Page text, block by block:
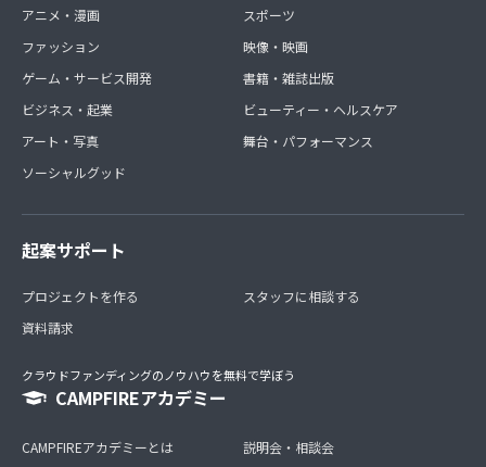
アニメ・漫画
ファッション
ゲーム・サービス開発
ビジネス・起業
アート・写真
ソーシャルグッド
スポーツ
映像・映画
書籍・雑誌出版
ビューティー・ヘルスケア
舞台・パフォーマンス
起案サポート
プロジェクトを作る
資料請求
スタッフに相談する
クラウドファンディングのノウハウを無料で学ぼう
CAMPFIREアカデミー
CAMPFIREアカデミーとは
説明会・相談会